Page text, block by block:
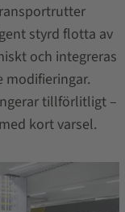
styrd flotta av
och integreras
modifieringar.
tillförlitligt –
kort varsel.